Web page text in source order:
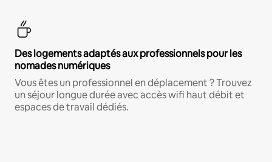
Des logements adaptés aux professionnels pour les
nomades numériques
Vous êtes un professionnel en déplacement ? Trouvez
un séjour longue durée avec accès wifi haut débit et
espaces de travail dédiés.